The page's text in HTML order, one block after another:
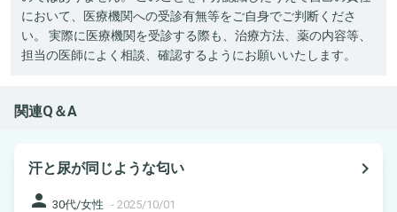
において、医療機関への受診有無等をご自身でご判断くださ
い。 実際に医療機関を受診する際も、治療方法、薬の内容等、
担当の医師によく相談、確認するようにお願いいたします。
関連Q＆A
汗と尿が同じような匂い
navigate_next
person 30代/女性 - 2025/10/01